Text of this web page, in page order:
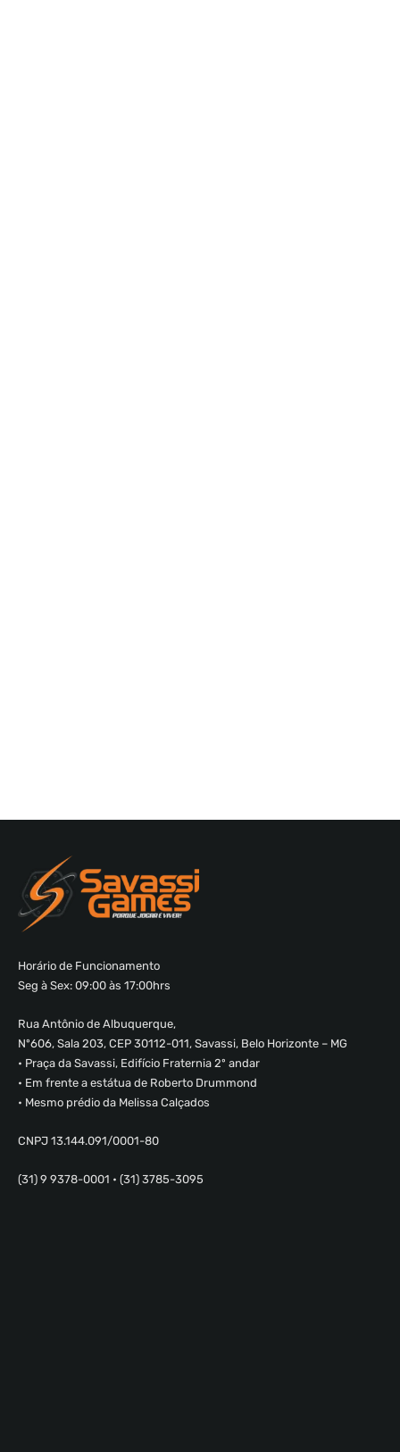
Horário de Funcionamento
Seg à Sex: 09:00 às 17:00hrs
Rua Antônio de Albuquerque,
Nº606, Sala 203, CEP 30112-011, Savassi, Belo Horizonte – MG
• Praça da Savassi, Edifício Fraternia 2º andar
• Em frente a estátua de Roberto Drummond
• Mesmo prédio da Melissa Calçados
CNPJ 13.144.091/0001-80
(31) 9 9378-0001 • (31) 3785-3095